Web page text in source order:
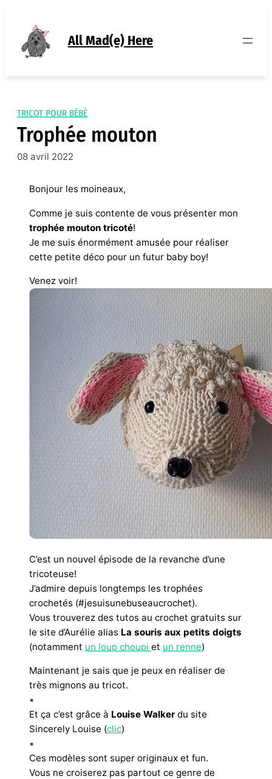
contenu
All Mad(e) Here
TRICOT POUR BÉBÉ
Trophée mouton
08 avril 2022
Bonjour les moineaux,
Comme je suis contente de vous présenter mon
trophée mouton tricoté!
Je me suis énormément amusée pour réaliser
cette petite déco pour un futur baby boy!
Venez voir!
C’est un nouvel épisode de la revanche d’une
tricoteuse!
J’admire depuis longtemps les trophées
crochetés (#jesuisunebuseaucrochet).
Vous trouverez des tutos au crochet gratuits sur
le site d’Aurélie alias La souris aux petits doigts
(notamment un loup choupi et un renne)
Maintenant je sais que je peux en réaliser de
très mignons au tricot.
▪︎
Et ça c’est grâce à Louise Walker du site
Sincerely Louise (clic)
▪︎
Ces modèles sont super originaux et fun.
Vous ne croiserez pas partout ce genre de